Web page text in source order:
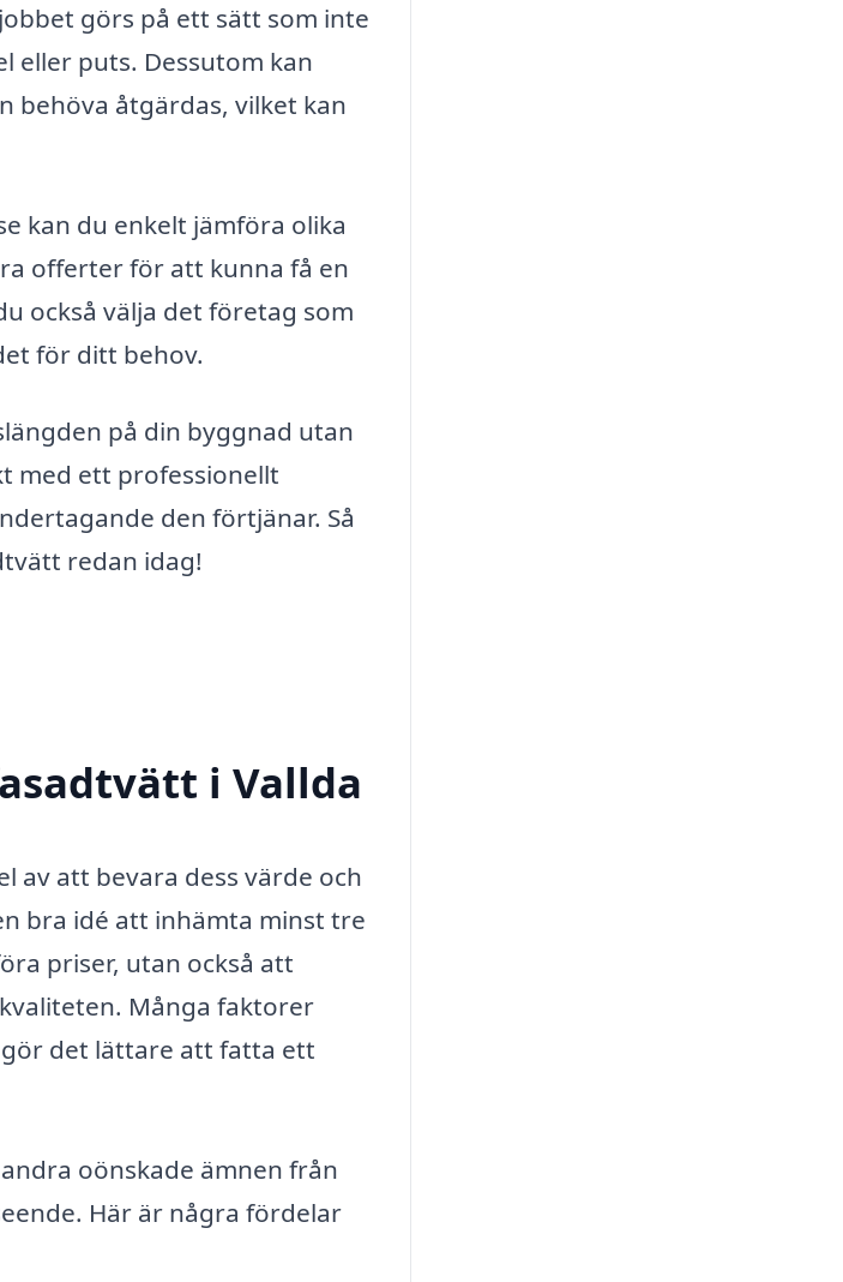
görs på ett sätt som inte
eller puts. Dessutom kan
behöva åtgärdas, vilket kan
kan du enkelt jämföra olika
offerter för att kunna få en
också välja det företag som
för ditt behov.
på din byggnad utan
med ett professionellt
den förtjänar. Så
redan idag!
i Vallda
av att bevara dess värde och
bra idé att inhämta minst tre
priser, utan också att
Många faktorer
det lättare att fatta ett
oönskade ämnen från
Här är några fördelar